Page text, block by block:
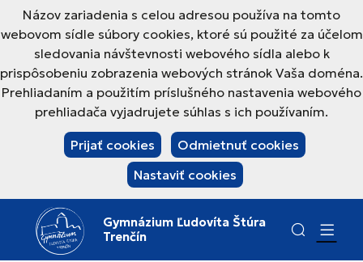
Názov zariadenia s celou adresou používa na tomto
webovom sídle súbory cookies, ktoré sú použité za účelom
sledovania návštevnosti webového sídla alebo k
prispôsobeniu zobrazenia webových stránok Vaša doména.
Prehliadaním a použitím príslušného nastavenia webového
prehliadača vyjadrujete súhlas s ich používaním.
Prijať cookies
Odmietnuť cookies
Nastaviť cookies
Gymnázium Ľudovíta Štúra
Trenčín